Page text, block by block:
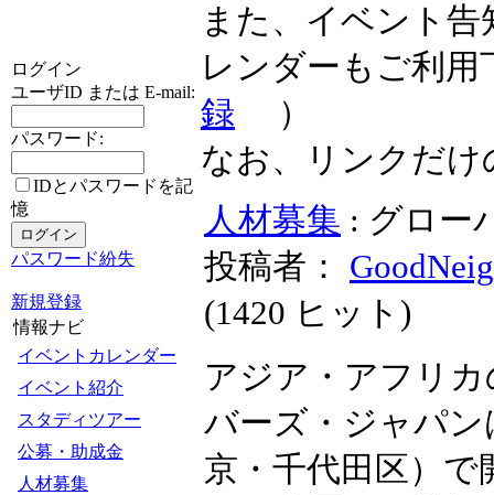
ログイン
ユーザID または E-mail:
パスワード:
IDとパスワードを記
憶
パスワード紛失
新規登録
情報ナビ
イベントカレンダー
イベント紹介
スタディツアー
公募・助成金
人材募集
また、イベント
レンダーもご利
録 ）
なお、リンクだ
人材募集 : グロー
投稿者：
(1420 ヒット )
アジア・アフリ
バーズ・ジャパン
京・千代田区）